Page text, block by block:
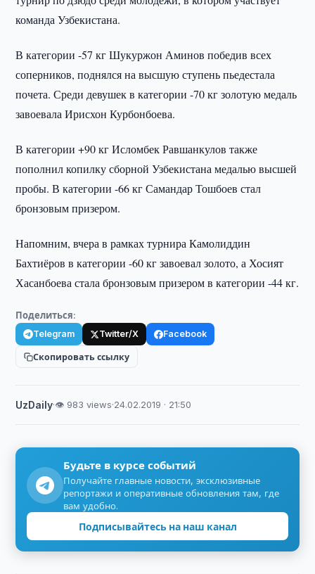
команда Узбекистана.
В категории -57 кг Шукуржон Аминов победив всех
соперников, поднялся на высшую ступень пьедестала
почета. Среди девушек в категории -70 кг золотую медаль
завоевала Ирисхон Курбонбоева.
В категории +90 кг Исломбек Равшанкулов также
пополнил копилку сборной Узбекистана медалью высшей
пробы. В категории -66 кг Самандар Тошбоев стал
бронзовым призером.
Напомним, вчера в рамках турнира Камолиддин
Бахтиёров в категории -60 кг завоевал золото, а Хосият
Хасанбоева стала бронзовым призером в категории -44 кг.
Поделиться:
Telegram Twitter/X Facebook
Скопировать ссылку
UzDaily·👁 983 views·24.02.2019 · 21:50
Будьте в курсе событий
Получайте главные новости, эксклюзивные
репортажи и оперативные обновления там, где
вам удобно.
Подписывайтесь на наш канал